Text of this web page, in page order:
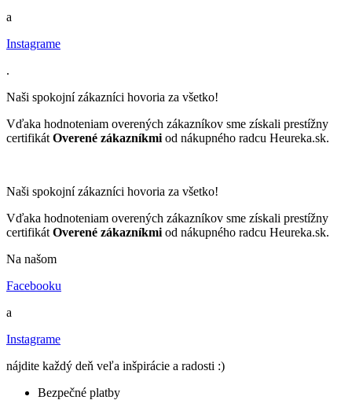
a
Instagrame
.
Naši spokojní zákazníci hovoria za všetko!
Vďaka hodnoteniam overených zákazníkov sme získali prestížny
certifikát Overené zákazníkmi od nákupného radcu Heureka.sk.
Naši spokojní zákazníci hovoria za všetko!
Vďaka hodnoteniam overených zákazníkov sme získali prestížny
certifikát Overené zákazníkmi od nákupného radcu Heureka.sk.
Na našom
Facebooku
a
Instagrame
nájdite každý deň veľa inšpirácie a radosti :)
Bezpečné platby